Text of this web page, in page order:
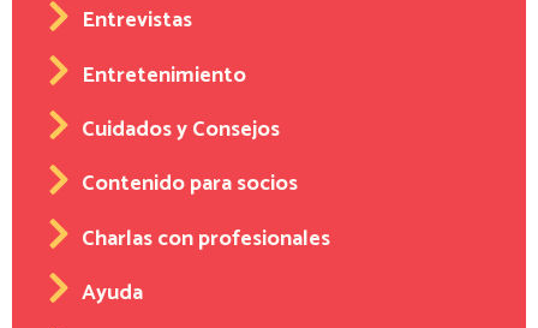
Entrevistas
Entretenimiento
Cuidados y Consejos
Contenido para socios
Charlas con profesionales
Ayuda